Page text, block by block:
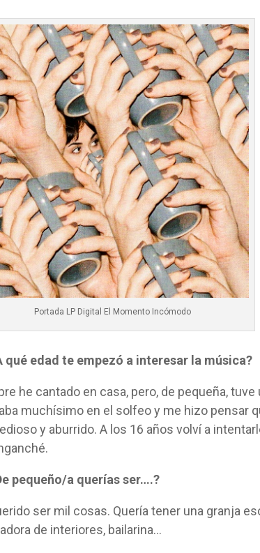
Portada LP Digital El Momento Incómodo
qué edad te empezó a interesar la música?
he cantado en casa, pero, de pequeña,
muchísimo en el solfeo y me hizo pensar
y aburrido. A los 16 años volví a
pequeño/a querías ser….?
ser mil cosas. Quería tener una granja
de interiores, bailarina…